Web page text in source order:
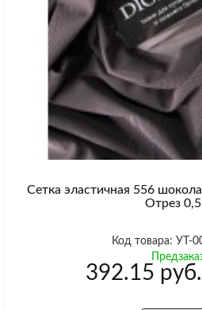
Сетка эластичная 556
Отрез
Код товара: УТ-
392.15 руб.